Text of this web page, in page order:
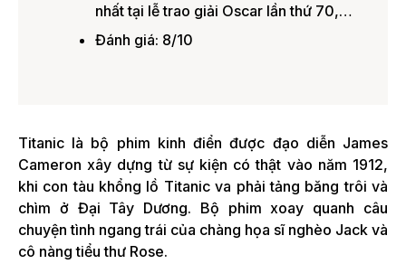
nhất tại lễ trao giải Oscar lần thứ 70,…
Đánh giá: 8/10
Titanic là bộ phim kinh điển được đạo diễn James
Cameron xây dựng từ sự kiện có thật vào năm 1912,
khi con tàu khổng lồ Titanic va phải tảng băng trôi và
chìm ở Đại Tây Dương. Bộ phim xoay quanh câu
chuyện tình ngang trái của chàng họa sĩ nghèo Jack và
cô nàng tiểu thư Rose.